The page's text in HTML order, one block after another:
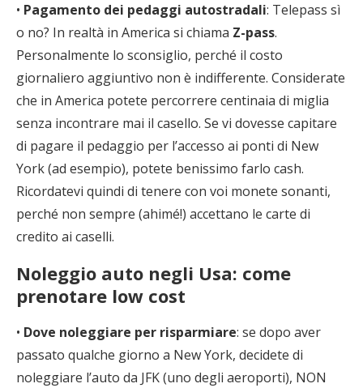
• Pagamento dei pedaggi autostradali: Telepass sì
o no? In realtà in America si chiama Z-pass.
Personalmente lo sconsiglio, perché il costo
giornaliero aggiuntivo non è indifferente. Considerate
che in America potete percorrere centinaia di miglia
senza incontrare mai il casello. Se vi dovesse capitare
di pagare il pedaggio per l’accesso ai ponti di New
York (ad esempio), potete benissimo farlo cash.
Ricordatevi quindi di tenere con voi monete sonanti,
perché non sempre (ahimé!) accettano le carte di
credito ai caselli.
Noleggio auto negli Usa: come
prenotare low cost
• Dove noleggiare per risparmiare: se dopo aver
passato qualche giorno a New York, decidete di
noleggiare l’auto da JFK (uno degli aeroporti), NON